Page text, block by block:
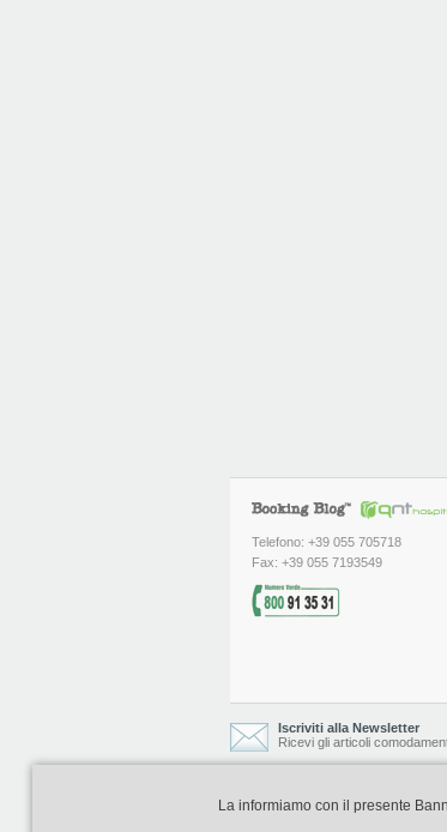
Telefono: +39 055 705718
Fax: +39 055 7193549
Iscriviti alla Newsletter
Ricevi gli articoli
Booking Blog è realizzato e curato da
La informiamo con il presente